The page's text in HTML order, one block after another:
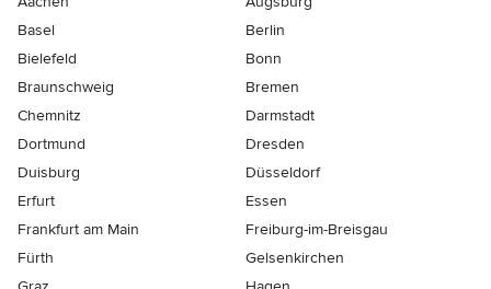
Basel
Berlin
Bielefeld
Bonn
Braunschweig
Bremen
Chemnitz
Darmstadt
Dortmund
Dresden
Duisburg
Düsseldorf
Erfurt
Essen
Frankfurt am Main
Freiburg-im-Breisgau
Fürth
Gelsenkirchen